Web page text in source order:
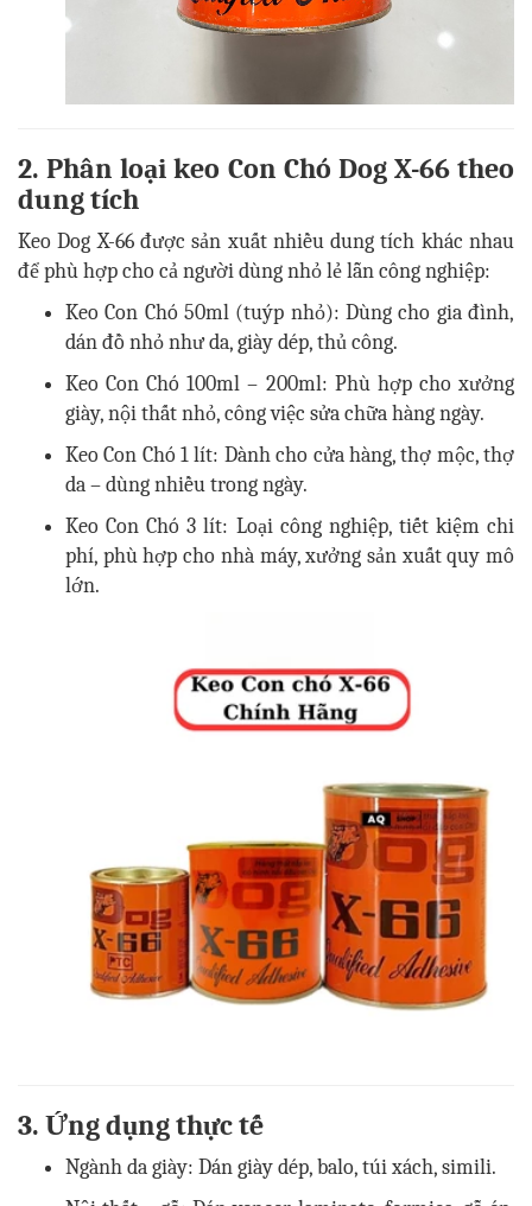
2. Phân loại keo Con Chó Dog X-66 theo
dung tích
Keo Dog X-66 được sản xuất nhiều dung tích khác nhau
để phù hợp cho cả người dùng nhỏ lẻ lẫn công nghiệp:
Keo Con Chó 50ml (tuýp nhỏ): Dùng cho gia đình,
dán đồ nhỏ như da, giày dép, thủ công.
Keo Con Chó 100ml – 200ml: Phù hợp cho xưởng
giày, nội thất nhỏ, công việc sửa chữa hàng ngày.
Keo Con Chó 1 lít: Dành cho cửa hàng, thợ mộc, thợ
da – dùng nhiều trong ngày.
Keo Con Chó 3 lít: Loại công nghiệp, tiết kiệm chi
phí, phù hợp cho nhà máy, xưởng sản xuất quy mô
lớn.
3. Ứng dụng thực tế
Ngành da giày: Dán giày dép, balo, túi xách, simili.